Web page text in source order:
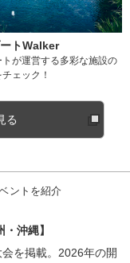
トWalker
が運営する多彩な施設の
ェック！
る
ントを紹介
沖縄】
を掲載。2026年の開